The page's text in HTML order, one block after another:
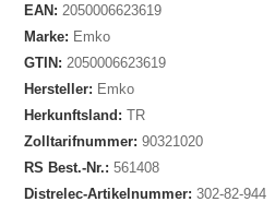
EAN: 2050006623619
Marke: Emko
GTIN: 2050006623619
Hersteller: Emko
Herkunftsland:TR
Zolltarifnummer:90321020
RS Best.-Nr.:561408
Distrelec-Artikelnummer:302-82-944